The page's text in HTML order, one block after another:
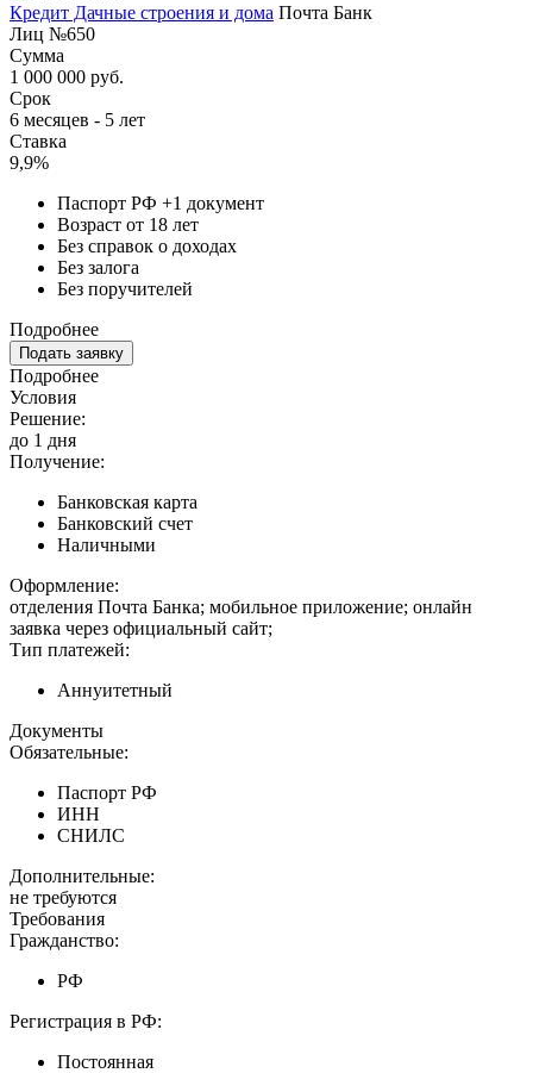
Кредит Дачные строения и дома Почта Банк
Лиц №650
Сумма
1 000 000 руб.
Срок
6 месяцев - 5 лет
Ставка
9,9%
Паспорт РФ +1 документ
Возраст от 18 лет
Без справок о доходах
Без залога
Без поручителей
Подробнее
Подать заявку
Подробнее
Условия
Решение:
до 1 дня
Получение:
Банковская карта
Банковский счет
Наличными
Оформление:
отделения Почта Банка; мобильное приложение; онлайн
заявка через официальный сайт;
Тип платежей:
Аннуитетный
Документы
Обязательные:
Паспорт РФ
ИНН
СНИЛС
Дополнительные:
не требуются
Требования
Гражданство:
РФ
Регистрация в РФ:
Постоянная